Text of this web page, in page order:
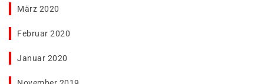
März 2020
Februar 2020
Januar 2020